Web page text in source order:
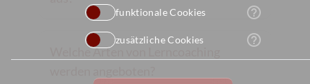
funktionale Cookies help_outline
zusätzliche Cookies help_outline
Welche Arten von Lerncoaching